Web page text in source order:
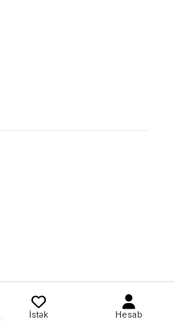
İstək Hesab